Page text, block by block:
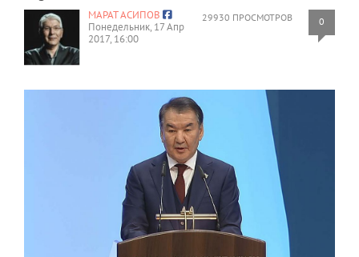
29930 ПРОСМОТРОВ 0
МАРАТ АСИПОВ
Понедельник, 17 Апр
2017, 16:00